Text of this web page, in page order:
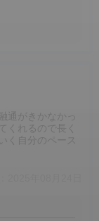
通がきかなかっ
くれるので長く
く自分のペース